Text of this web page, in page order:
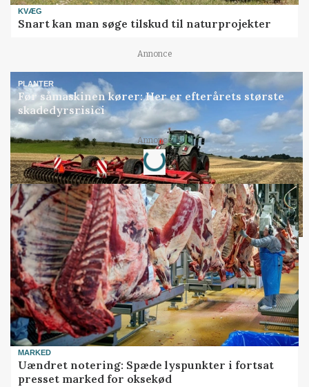
KVÆG
Snart kan man søge tilskud til naturprojekter
Annonce
PLANTER
Før såmaskinen kører: Her er efterårets største
skadedyrsrisici
Annonce
Loading...
MARKED
Uændret notering: Spæde lyspunkter i fortsat
presset marked for oksekød